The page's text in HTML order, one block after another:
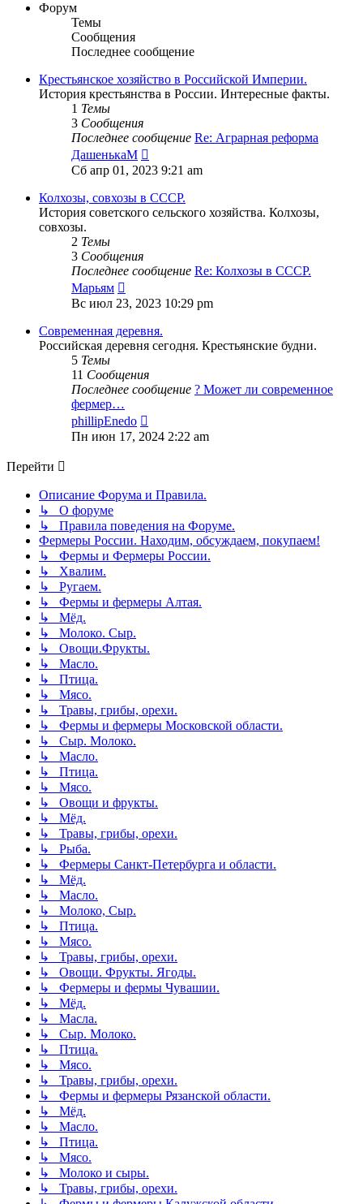
Форум
Темы
Сообщения
Последнее сообщение
Крестьянское хозяйство в Российской Империи.
История крестьянства в России. Интересные факты.
1 Темы
3 Сообщения
Последнее сообщение Re: Аграрная реформа
ДашенькаМ
к
сообщению
Сб апр 01, 2023 9:21 am
Колхозы, совхозы в СССР.
История советского сельского хозяйства. Колхозы,
совхозы.
2 Темы
3 Сообщения
Последнее сообщение Re: Колхозы в СССР.
Марьям
к
последнему
сообщению
Вс июл 23, 2023 10:29 pm
Современная деревня.
Российская деревня сегодня. Крестьянские будни.
5 Темы
11 Сообщения
Последнее сообщение ? Может ли современное
фермер…
phillipEnedo
к
Пн июн 17, 2024 2:22 am
Перейти
Описание Форума и Правила.
↳ О форуме
↳ Правила поведения на Форуме.
Фермеры России. Находим, обсуждаем, покупаем!
↳ Фермы и Фермеры России.
↳ Хвалим.
↳ Ругаем.
↳ Фермы и фермеры Алтая.
↳ Мёд.
↳ Молоко. Сыр.
↳ Овощи.Фрукты.
↳ Масло.
↳ Птица.
↳ Мясо.
↳ Травы, грибы, орехи.
↳ Фермы и фермеры Московской области.
↳ Сыр. Молоко.
↳ Масло.
↳ Птица.
↳ Мясо.
↳ Овощи и фрукты.
↳ Мёд.
↳ Травы, грибы, орехи.
↳ Рыба.
↳ Фермеры Санкт-Петербурга и области.
↳ Мёд.
↳ Масло.
↳ Молоко, Сыр.
↳ Птица.
↳ Мясо.
↳ Травы, грибы, орехи.
↳ Овощи. Фрукты. Ягоды.
↳ Фермеры и фермы Чувашии.
↳ Мёд.
↳ Масла.
↳ Сыр. Молоко.
↳ Птица.
↳ Мясо.
↳ Травы, грибы, орехи.
↳ Фермы и фермеры Рязанской области.
↳ Мёд.
↳ Масло.
↳ Птица.
↳ Мясо.
↳ Молоко и сыры.
↳ Травы, грибы, орехи.